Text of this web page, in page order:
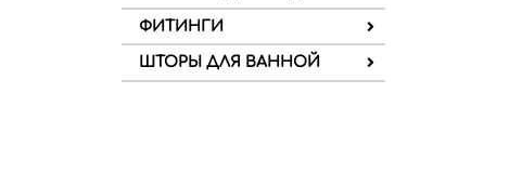
ФИТИНГИ
ШТОРЫ ДЛЯ ВАННОЙ